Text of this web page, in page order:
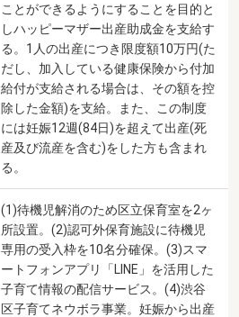
ことができるようにすることを目的と
しハッピーマザー出産助成金を支給す
る。1人の出産につき限度額10万円(た
だし、加入している健康保険から付加
給付が支給される場合は、その額を控
除した金額)を支給。また、この制度
には妊娠12週(84日)を超えて出産(死
産及び流産を含む)をした方も含まれ
る。
(1)待機児解消のため区立保育室を2ヶ
所設置。(2)認可外保育施設に待機児
専用の受入枠を10名分確保。(3)スマ
ートフォンアプリ「LINE」を活用した
子育て情報の配信サービス。(4)渋谷
区子育てネウボラ事業。妊娠から出産